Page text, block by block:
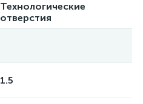
Технологические
отверстия
1.5